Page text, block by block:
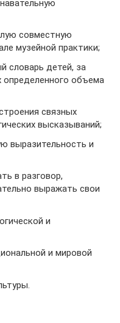
совместную
музейной практики;
словарь детей, за
определенного объема
связных
высказываний;
выразительность и
в разговор,
выражать свои
и
и мировой